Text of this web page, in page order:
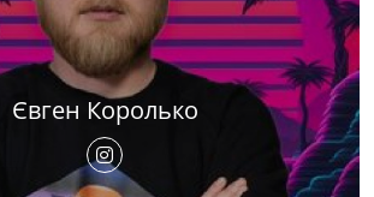
Євген Королько